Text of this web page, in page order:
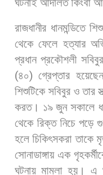
ঘটনাই আদালত কিংবা
রাজধানীর ধানমন্ডিতে শিশু
থেকে ফেলে হত্যার
প্রধান প্রকৌশলী সবিবুর
(৪০)গ্রেপ্তার
শিশুটিকে সবিবুর ও তার
করত। ১৯ জুন সকালে
থেকে রিক্ত নিচে পড়ে
হলে চিকিৎসকরা তাকে
সোনাডাঙ্গায় এক
ঘটনায় মামলা হয়। এ